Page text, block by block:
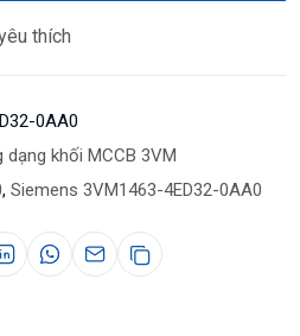
thích
0AA0
khối MCCB 3VM
, Siemens 3VM1463-4ED32-0AA0